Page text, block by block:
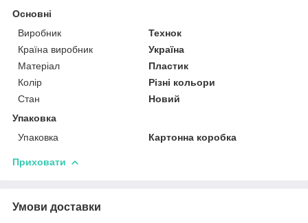
Основні
Виробник
Технок
Країна виробник
Україна
Матеріал
Пластик
Колір
Різні кольори
Стан
Новий
Упаковка
Упаковка
Картонна коробка
Приховати
Умови доставки